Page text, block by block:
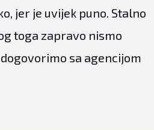
jer je uvijek puno. Stalno
toga zapravo nismo
sa agencijom